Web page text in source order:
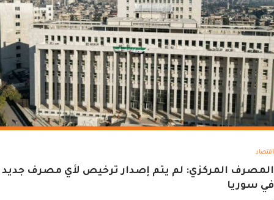
اقتصاد
المصرف المركزي: لم يتم إصدار ترخيص لأي مصرف جديد
في سوريا